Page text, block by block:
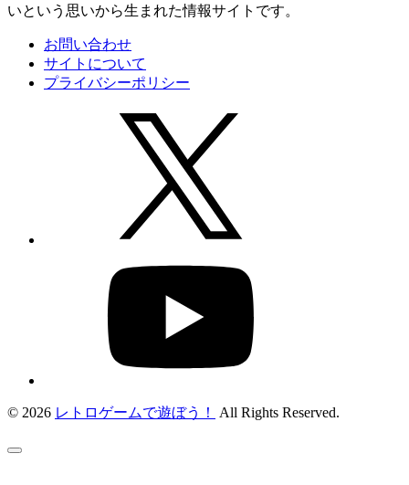
いという思いから生まれた情報サイトです。
お問い合わせ
サイトについて
プライバシーポリシー
© 2026 レトロゲームで遊ぼう！ All Rights Reserved.